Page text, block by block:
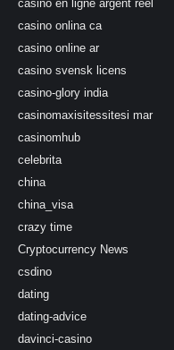
casino en ligne argent reel
casino onlina ca
casino online ar
casino svensk licens
casino-glory india
casinomaxisitessitesi mar
casinomhub
celebrita
china
china_visa
crazy time
Cryptocurrency News
csdino
dating
dating-advice
davinci-casino